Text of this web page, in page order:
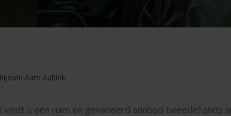
Auto Aaltink
u een ruim en gevarieerd aanbod tweedehands